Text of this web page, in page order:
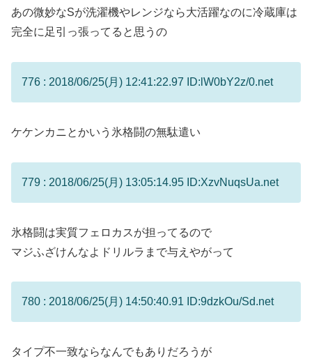
あの微妙なSが洗濯機やレンジなら大活躍なのに冷蔵庫は
完全に足引っ張ってると思うの
776 : 2018/06/25(月) 12:41:22.97 ID:lW0bY2z/0.net
ケケンカニとかいう氷格闘の無駄遣い
779 : 2018/06/25(月) 13:05:14.95 ID:XzvNuqsUa.net
氷格闘は実質フェロカスが担ってるので
マジふざけんなよドリルラまで与えやがって
780 : 2018/06/25(月) 14:50:40.91 ID:9dzkOu/Sd.net
タイプ不一致ならなんでもありだろうが